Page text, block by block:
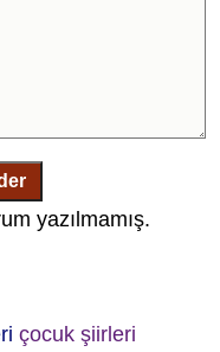
yazılmamış.
çocuk şiirleri